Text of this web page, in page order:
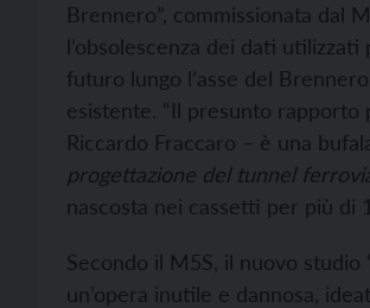
Brennero”, commissionata dal
l’obsolescenza dei dati
futuro lungo l’asse del
esistente. “Il presunto
Riccardo Fraccaro – è una
progettazione deltunnel
nascosta nei cassetti per più di
Secondo il M5S, il nuovo
un’opera inutile e dannosa,